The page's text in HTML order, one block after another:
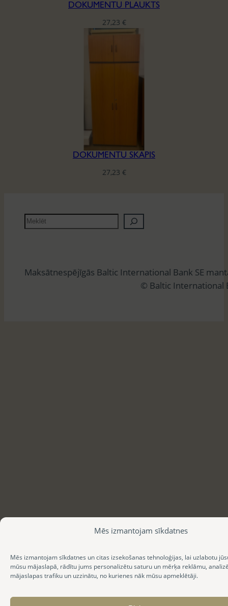
Mēs izmantojam sīkdatnes
Mēs izmantojam sīkdatnes un citas izsekošanas tehnoloģijas, lai uzlabotu
mūsu mājaslapā, rādītu jums personalizētu saturu un mērķa reklāmu,
mājaslapas trafiku un uzzinātu, no kurienes nāk mūsu apmeklētāji.
DOKUMENTU PLAUKTS
27,23 €
DOKUMENTU SKAPIS
27,23 €
M
e
ē
Maksātnespējīgās Baltic International Bank SE
© Baltic International